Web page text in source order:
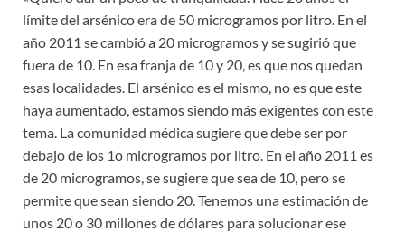
límite del arsénico era de 50 microgramos por litro. En el
año 2011 se cambió a 20 microgramos y se sugirió que
fuera de 10. En esa franja de 10 y 20, es que nos quedan
esas localidades. El arsénico es el mismo, no es que este
haya aumentado, estamos siendo más exigentes con este
tema. La comunidad médica sugiere que debe ser por
debajo de los 1o microgramos por litro. En el año 2011 es
de 20 microgramos, se sugiere que sea de 10, pero se
permite que sean siendo 20. Tenemos una estimación de
unos 20 o 30 millones de dólares para solucionar ese